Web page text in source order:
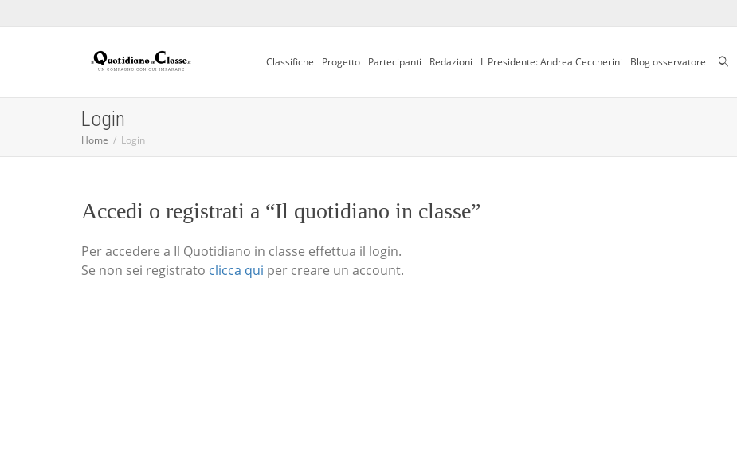
Classifiche Progetto Partecipanti Redazioni Il Presidente: Andrea Ceccherini Blog osservatore
Login
Home Login
Accedi o registrati a “Il quotidiano in classe”
Per accedere a Il Quotidiano in classe effettua il login.
Se non sei registrato clicca qui per creare un account.